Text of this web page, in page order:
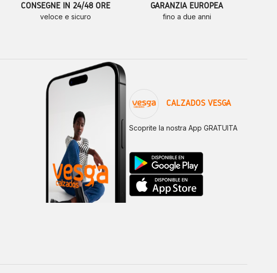
CONSEGNE IN 24/48 ORE
veloce e sicuro
GARANZIA EUROPEA
fino a due anni
CALZADOS VESGA
Scoprite la nostra App GRATUITA